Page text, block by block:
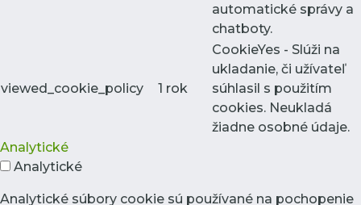
automatické správy a
chatboty.
viewed_cookie_policy 1 rok
CookieYes - Slúži na
ukladanie, či užívateľ
súhlasil s použitím
cookies. Neukladá
žiadne osobné údaje.
Analytické
Analytické
Analytické súbory cookie sú používané na pochopenie